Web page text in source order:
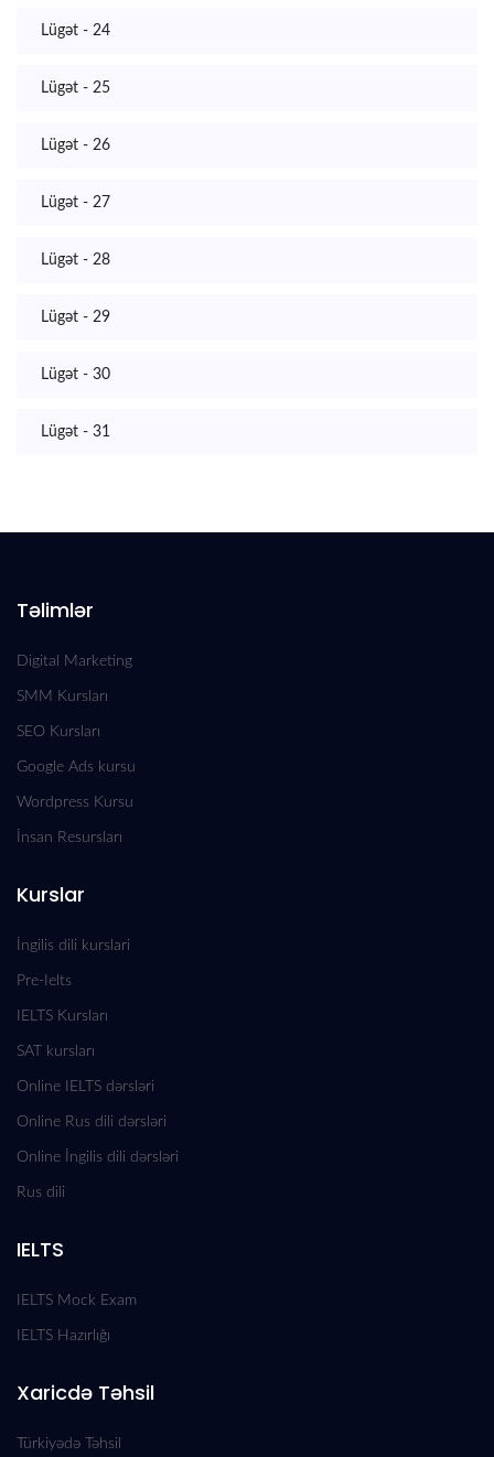
Lügət - 24
Lügət - 25
Lügət - 26
Lügət - 27
Lügət - 28
Lügət - 29
Lügət - 30
Lügət - 31
Təlimlər
Digital Marketing
SMM Kursları
SEO Kursları
Google Ads kursu
Wordpress Kursu
İnsan Resursları
Kurslar
İngilis dili kurslari
Pre-Ielts
IELTS Kursları
SAT kursları
Online IELTS dərsləri
Online Rus dili dərsləri
Online İngilis dili dərsləri
Rus dili
IELTS
IELTS Mock Exam
IELTS Hazırlığı
Xaricdə Təhsil
Türkiyədə Təhsil